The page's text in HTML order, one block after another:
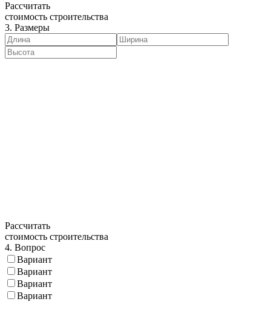
Рассчитать
стоимость строительства
3. Размеры
Рассчитать
стоимость строительства
4. Вопрос
Вариант
Вариант
Вариант
Вариант